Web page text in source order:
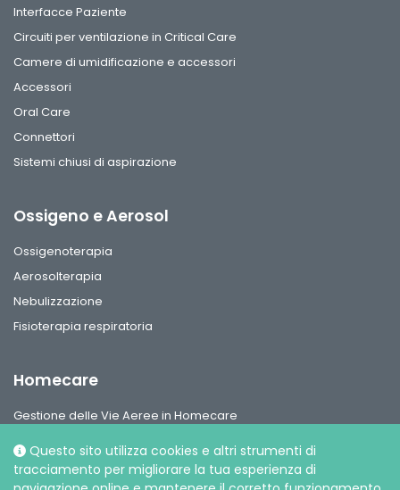
Questo sito utilizza cookies e altri strumenti di
tracciamento per migliorare la tua esperienza di
Interfacce Paziente
Circuiti per ventilazione in Critical Care
Camere di umidificazione e accessori
Accessori
Oral Care
Connettori
Sistemi chiusi di aspirazione
Ossigeno e Aerosol
Ossigenoterapia
Aerosolterapia
Nebulizzazione
Fisioterapia respiratoria
Homecare
Gestione delle Vie Aeree in Homecare
Circuiti per ventilazione, interfaccie paziente e accessori
Gamma Ossigeno & Aerosol Terapia Home Care